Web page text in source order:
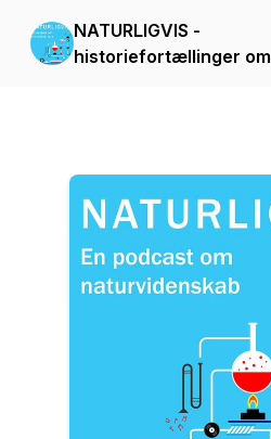
NATURLIGVIS -
historiefortællinger om